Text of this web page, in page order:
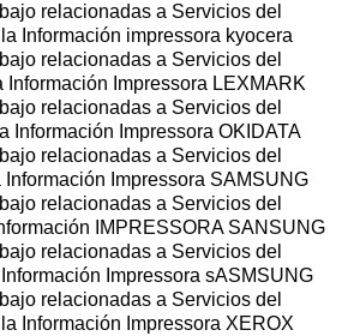
relacionadas a Servicios del
Información impressora kyocera
relacionadas a Servicios del
Información Impressora LEXMARK
relacionadas a Servicios del
Información Impressora OKIDATA
relacionadas a Servicios del
Información Impressora SAMSUNG
relacionadas a Servicios del
IMPRESSORA SANSUNG
relacionadas a Servicios del
Impressora sASMSUNG
relacionadas a Servicios del
Información Impressora XEROX